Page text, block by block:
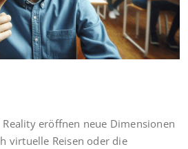
eröffnen neue Dimensionen
virtuelle Reisen oder die